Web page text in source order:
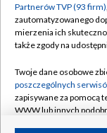
Centrum
Naziemna
Rada
System NOS
Informacje o
Partnerów TVP (93 firm)
zautomatyzowanego
mierzenia ich
także zgody na
Twoje dane osobowe
poszczególnych
zapisywane za pomocą
WWW lub innych